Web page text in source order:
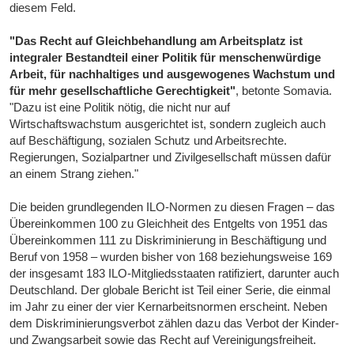
diesem Feld.
"Das Recht auf Gleichbehandlung am Arbeitsplatz ist
integraler Bestandteil einer Politik für menschenwürdige
Arbeit, für nachhaltiges und ausgewogenes Wachstum und
für mehr gesellschaftliche Gerechtigkeit", betonte Somavia.
"Dazu ist eine Politik nötig, die nicht nur auf
Wirtschaftswachstum ausgerichtet ist, sondern zugleich auch
auf Beschäftigung, sozialen Schutz und Arbeitsrechte.
Regierungen, Sozialpartner und Zivilgesellschaft müssen dafür
an einem Strang ziehen."
Die beiden grundlegenden ILO-Normen zu diesen Fragen – das
Übereinkommen 100 zu Gleichheit des Entgelts von 1951 das
Übereinkommen 111 zu Diskriminierung in Beschäftigung und
Beruf von 1958 – wurden bisher von 168 beziehungsweise 169
der insgesamt 183 ILO-Mitgliedsstaaten ratifiziert, darunter auch
Deutschland. Der globale Bericht ist Teil einer Serie, die einmal
im Jahr zu einer der vier Kernarbeitsnormen erscheint. Neben
dem Diskriminierungsverbot zählen dazu das Verbot der Kinder-
und Zwangsarbeit sowie das Recht auf Vereinigungsfreiheit.